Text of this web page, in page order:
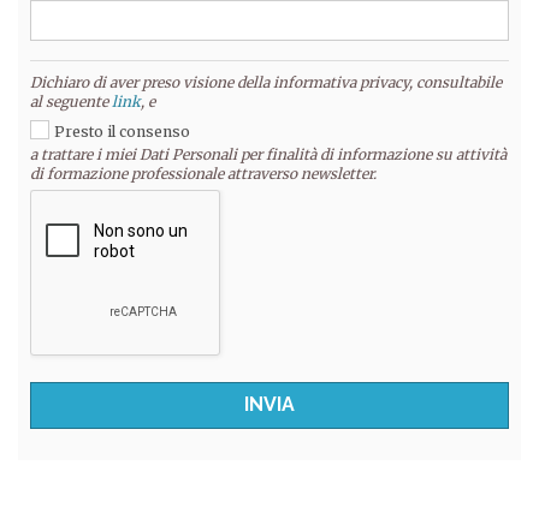
Dichiaro di aver preso visione della informativa privacy, consultabile
al seguentelink, e
Presto il consenso
a trattare i miei Dati Personali per finalità di informazione su attività
di formazione professionale attraverso newsletter.